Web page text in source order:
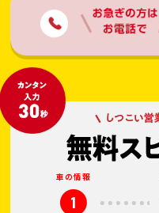
車の情報
1